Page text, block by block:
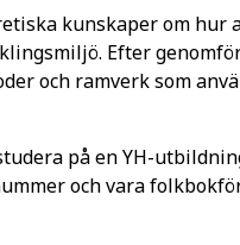
kunskaper om hur
Efter
och ramverk som
på en YH-
och vara